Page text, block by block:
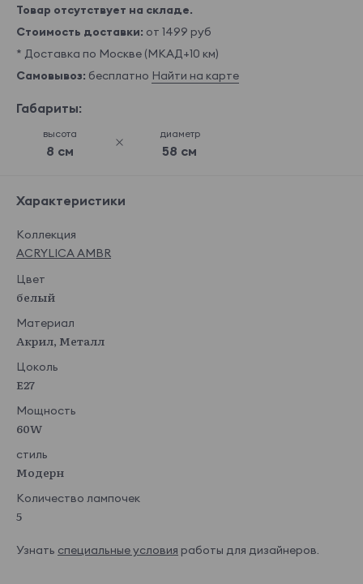
Товар отсутствует на складе.
Стоимость доставки: от 1499 руб
* Доставка по Москве (МКАД+10 км)
Самовывоз: бесплатно Найти на карте
Габариты:
высота
8 см
диаметр
58 см
Характеристики
Коллекция
ACRYLICA AMBR
Цвет
белый
Материал
Акрил, Металл
Цоколь
E27
Мощность
60W
стиль
Модерн
Количество лампочек
5
Узнать специальные условия работы для дизайнеров.